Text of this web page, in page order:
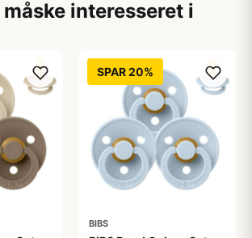
måske interesseret i
SPAR 20%
BIBS